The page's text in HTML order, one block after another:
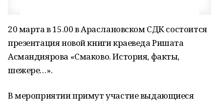
20 марта в 15.00 в Араслановском СДК состоится
презентация новой книги краеведа Ришата
Асмандиярова «Смаково. История, факты,
шежере…».
В мероприятии примут участие выдающиеся